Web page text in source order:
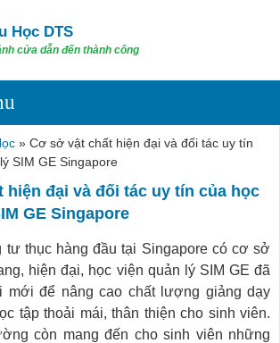
Học DTS
cửa dẫn đến thành công
» Cơ sở vật chất hiện đại và đối tác uy tín
SIM GE Singapore
hiện đại và đối tác uy tín của học
GE Singapore
thục hàng đầu tại Singapore có cơ sở
hiện đại, học viện quản lý SIM GE đã
mới để nâng cao chất lượng giảng dạy
tập thoải mái, thân thiện cho sinh viên.
còn mang đến cho sinh viên những